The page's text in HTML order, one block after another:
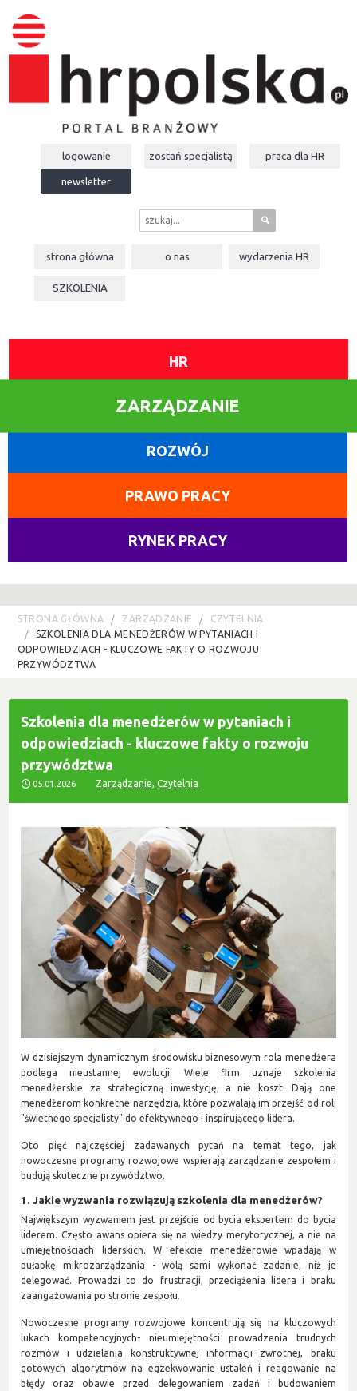
logowanie zostań specjalistą praca dla HR
newsletter
s
strona główna o nas wydarzeniaHR
SZKOLENIA
HR
ZARZĄDZANIE
ROZWÓJ
PRAWO PRACY
RYNEK PRACY
STRONA GŁÓWNA ZARZĄDZANIE
CZYTELNIA
SZKOLENIA DLA MENEDŻERÓW W PYTANIACH I
ODPOWIEDZIACH - KLUCZOWE FAKTY O ROZWOJU
PRZYWÓDZTWA
Szkolenia dla menedżerów w pytaniach i
odpowiedziach - kluczowe fakty o rozwoju
przywództwa
05.01.2026 Zarządzanie,Czytelnia
W dzisiejszym dynamicznym środowisku biznesowym rola menedżera
podlega nieustannej ewolucji. Wiele firm uznaje szkolenia
menedżerskie za strategiczną inwestycję, a nie koszt. Dają one
menedżerom konkretne narzędzia, które pozwalają im przejść od roli
"świetnego specjalisty" do efektywnego i inspirującego lidera.
Oto pięć najczęściej zadawanych pytań na temat tego, jak
nowoczesne programy rozwojowe wspierają zarządzanie zespołem i
budują skuteczne przywództwo.
1. Jakie wyzwania rozwiązują szkolenia dla menedżerów?
Największym wyzwaniem jest przejście od bycia ekspertem do bycia
liderem. Często awans opiera się na wiedzy merytorycznej, a nie na
umiejętnościach liderskich. W efekcie menedżerowie wpadają w
pułapkę mikrozarządzania - wolą sami wykonać zadanie, niż je
delegować. Prowadzi to do frustracji, przeciążenia lidera i braku
zaangażowania po stronie zespołu.
Nowoczesne programy rozwojowe koncentrują się na kluczowych
lukach kompetencyjnych- nieumiejętności prowadzenia trudnych
rozmów i udzielania konstruktywnej informacji zwrotnej, braku
gotowych algorytmów na egzekwowanie ustaleń i reagowanie na
błędy oraz obawie przed delegowaniem zadań i budowaniem